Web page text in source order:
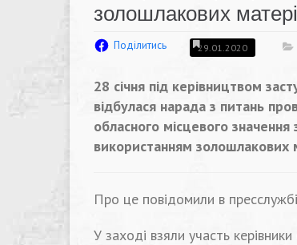
золошлакових
Поділитись 29.01.2020
28 січня під керівництвом
відбулася нарада з питань
обласного місцевого
використанням золошлакових
Про це повідомили в
У заході взяли участь